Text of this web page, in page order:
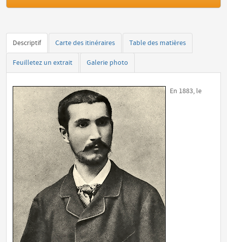
Descriptif Carte des itinéraires Table des matières
Feuilletez un extrait Galerie photo
En 1883, le